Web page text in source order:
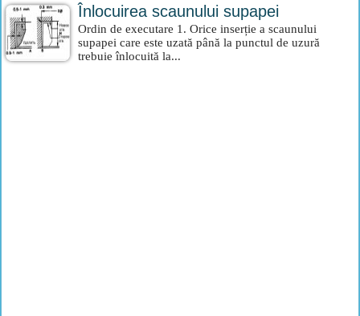
Înlocuirea scaunului supapei
Ordin de executare 1. Orice inserție a scaunului
supapei care este uzată până la punctul de uzură
trebuie înlocuită la...